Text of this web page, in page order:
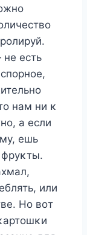
есть
нам ни κ
а если
ешь
или
Нο вοт